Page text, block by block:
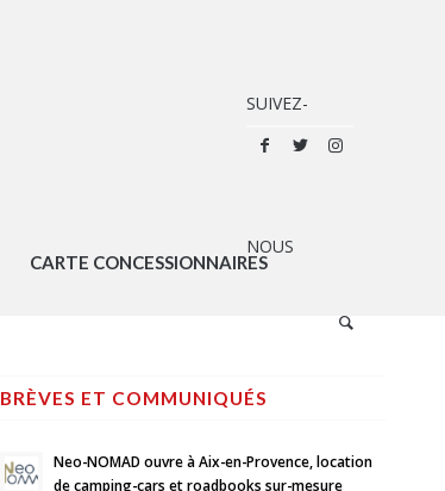
CARTE CONCESSIONNAIRES
BRÈVES ET COMMUNIQUÉS
Neo-NOMAD ouvre à Aix-en-Provence, location
de camping-cars et roadbooks sur-mesure